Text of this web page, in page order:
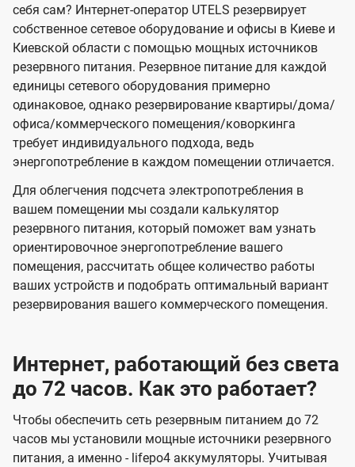
себя сам? Интернет-оператор UTELS резервирует
собственное сетевое оборудование и офисы в Киеве и
Киевской области с помощью мощных источников
резервного питания. Резервное питание для каждой
единицы сетевого оборудования примерно
одинаковое, однако резервирование квартиры/дома/
офиса/коммерческого помещения/коворкинга
требует индивидуального подхода, ведь
энергопотребление в каждом помещении отличается.
Для облегчения подсчета электропотребления в
вашем помещении мы создали калькулятор
резервного питания, который поможет вам узнать
ориентировочное энергопотребление вашего
помещения, рассчитать общее количество работы
ваших устройств и подобрать оптимальный вариант
резервирования вашего коммерческого помещения.
Интернет, работающий без света
до 72 часов. Как это работает?
Чтобы обеспечить сеть резервным питанием до 72
часов мы установили мощные источники резервного
питания, а именно - lifepo4 аккумуляторы. Учитывая